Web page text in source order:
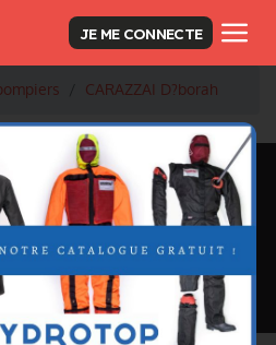
JE ME CONNECTE
CARAZZAI D?borah
à la liste des pompiers
D?borah
07/2024 à 09:04